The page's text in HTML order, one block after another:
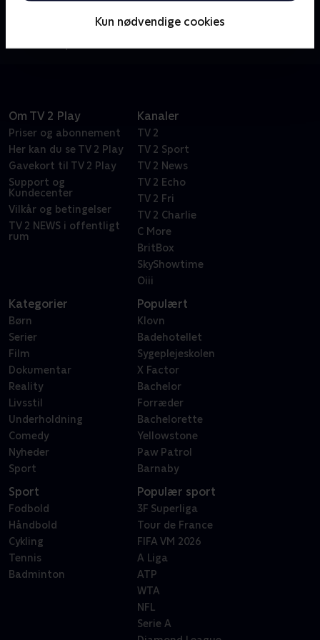
Kun nødvendige cookies
Marty og hans hold af ledelseskonsulenter det
Om TV 2 Play
Priser og abonnement
Her kan du se TV 2 Play
Gavekort til TV 2 Play
Support og
Kundecenter
Vilkår og betingelser
TV 2 NEWS i offentligt
rum
Kanaler
TV 2
TV 2 Sport
TV 2 News
TV 2 Echo
TV 2 Fri
TV 2 Charlie
C More
BritBox
SkyShowtime
Oiii
Kategorier
Børn
Serier
Film
Dokumentar
Reality
Livsstil
Underholdning
Comedy
Nyheder
Sport
Populært
Klovn
Badehotellet
Sygeplejeskolen
X Factor
Bachelor
Forræder
Bachelorette
Yellowstone
Paw Patrol
Barnaby
Sport
Fodbold
Håndbold
Cykling
Tennis
Badminton
Populær sport
3F Superliga
Tour de France
FIFA VM 2026
A Liga
ATP
WTA
NFL
Serie A